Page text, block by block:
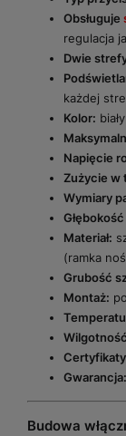
Obsługuje
regulacja
Dwie
każdej
Kolor: biały
Napięcie
Zużycie w
Wymiary
Materiał:
(ramka
Grubość
Montaż:
Gwarancja:
Budowa